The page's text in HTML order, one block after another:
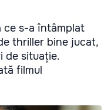
ce s-a întâmplat
thriller bine jucat,
de situație.
filmul